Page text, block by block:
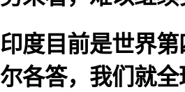
印度目前是世界
尔各答，我们就